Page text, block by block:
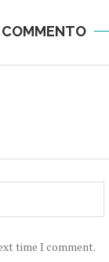
time I comment.